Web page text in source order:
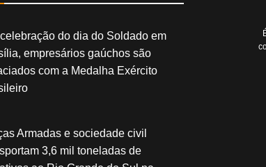
do dia do Soldado em
empresários gaúchos são
com a Medalha Exército
Armadas e sociedade civil
3,6 mil toneladas de